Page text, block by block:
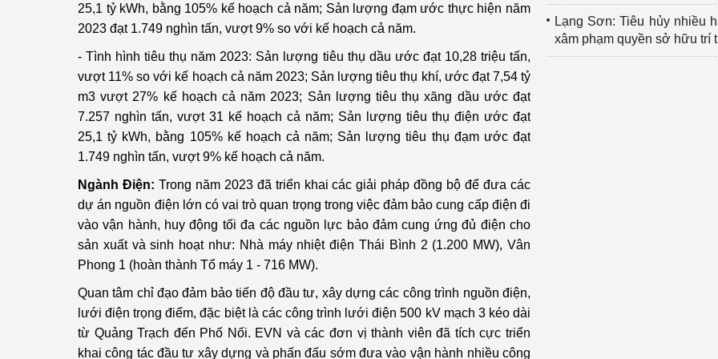
25,1 tỷ kWh, bằng 105% kế hoạch cả năm; Sản lượng đạm ước thực hiện năm
2023 đạt 1.749 nghìn tấn, vượt 9% so với kế hoạch cả năm.
- Tình hình tiêu thụ năm 2023: Sản lượng tiêu thụ dầu ước đạt 10,28 triệu tấn,
vượt 11% so với kế hoạch cả năm 2023; Sản lượng tiêu thụ khí, ước đạt 7,54 tỷ
m3 vượt 27% kế hoạch cả năm 2023; Sản lượng tiêu thụ xăng dầu ước đạt
7.257 nghìn tấn, vượt 31 kế hoạch cả năm; Sản lượng tiêu thụ điện ước đạt
25,1 tỷ kWh, bằng 105% kế hoạch cả năm; Sản lượng tiêu thụ đạm ước đạt
1.749 nghìn tấn, vượt 9% kế hoạch cả năm.
Ngành Điện: Trong năm 2023 đã triển khai các giải pháp đồng bộ để đưa các
dự án nguồn điện lớn có vai trò quan trọng trong việc đảm bảo cung cấp điện đi
vào vận hành, huy động tối đa các nguồn lực bảo đảm cung ứng đủ điện cho
sản xuất và sinh hoạt như: Nhà máy nhiệt điện Thái Bình 2 (1.200 MW), Vân
Phong 1 (hoàn thành Tổ máy 1 - 716 MW).
Quan tâm chỉ đạo đảm bảo tiến độ đầu tư, xây dựng các công trình nguồn điện,
lưới điện trọng điểm, đặc biệt là các công trình lưới điện 500 kV mạch 3 kéo dài
từ Quảng Trạch đến Phố Nối. EVN và các đơn vị thành viên đã tích cực triển
khai công tác đầu tư xây dựng và phấn đấu sớm đưa vào vận hành nhiều công
Lạng Sơn: Tiêu hủy nhiều
xâm phạm quyền sở hữu trí